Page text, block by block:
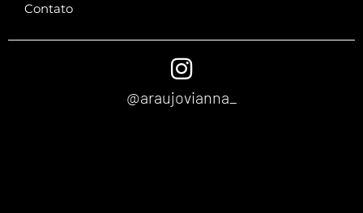
Contato
@araujovianna_